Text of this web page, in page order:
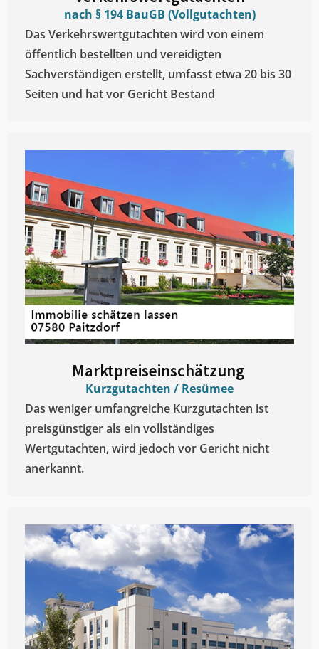
nach § 194 BauGB (Vollgutachten)
Das Verkehrswertgutachten wird von einem
öffentlich bestellten und vereidigten
Sachverständigen erstellt, umfasst etwa 20 bis 30
Seiten und hat vor Gericht Bestand
Marktpreiseinschätzung ​
Kurzgutachten / Resümee
Das weniger umfangreiche Kurzgutachten ist
preisgünstiger als ein vollständiges
Wertgutachten, wird jedoch vor Gericht nicht
anerkannt.